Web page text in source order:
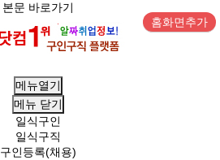
본문 바로가기
홈화면추가
메뉴열기
메뉴 닫기
일식구인
일식구직
구인등록(채용)